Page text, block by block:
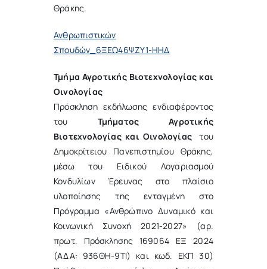
Θράκης.
Ανθρωπιστικών
Σπουδών_6ΞΕΩ46ΨΖΥ1-ΗΗΔ
Τμήμα Αγροτικής Βιοτεχνολογίας και
Οινολογίας
Πρόσκληση εκδήλωσης ενδιαφέροντος
του Τμήματος Αγροτικής
Βιοτεχνολογίας και Οινολογίαςτου
Δημοκρίτειου Πανεπιστημίου Θράκης,
μέσω του Ειδικού Λογαριασμού
Κονδυλίων Έρευνας στο πλαίσιο
υλοποίησης της ενταγμένη στο
Πρόγραμμα «Ανθρώπινο Δυναμικό και
Κοινωνική Συνοχή 2021-2027» (αρ.
πρωτ. Πρόσκλησης 169064 ΕΞ 2024
(ΑΔΑ: 936ΘΗ-9ΤΙ) και κωδ. ΕΚΠ 30)